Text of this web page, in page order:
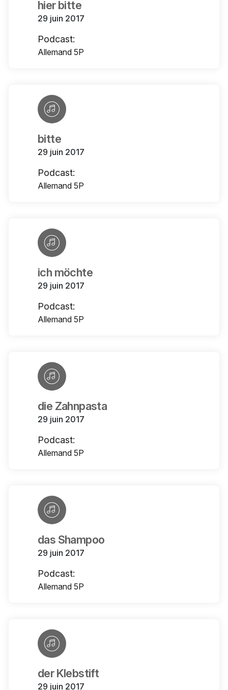
hier bitte
29 juin 2017
Podcast:
Allemand 5P
bitte
29 juin 2017
Podcast:
Allemand 5P
ich möchte
29 juin 2017
Podcast:
Allemand 5P
die Zahnpasta
29 juin 2017
Podcast:
Allemand 5P
das Shampoo
29 juin 2017
Podcast:
Allemand 5P
der Klebstift
29 juin 2017